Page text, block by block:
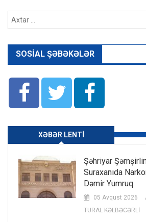
SOSIAL ŞƏBƏKƏLƏR
XƏBƏR LENTI
Şəhriyar
Suraxanıda
Dəmir Yumruq
05 Avqust 2026
TURAL KƏLBƏCƏRLİ